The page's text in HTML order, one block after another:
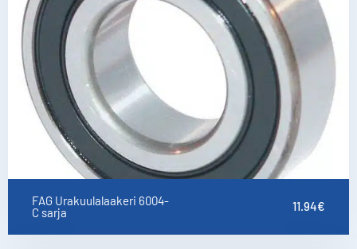
FAG Urakuulalaakeri 6004-
C sarja
11.94€